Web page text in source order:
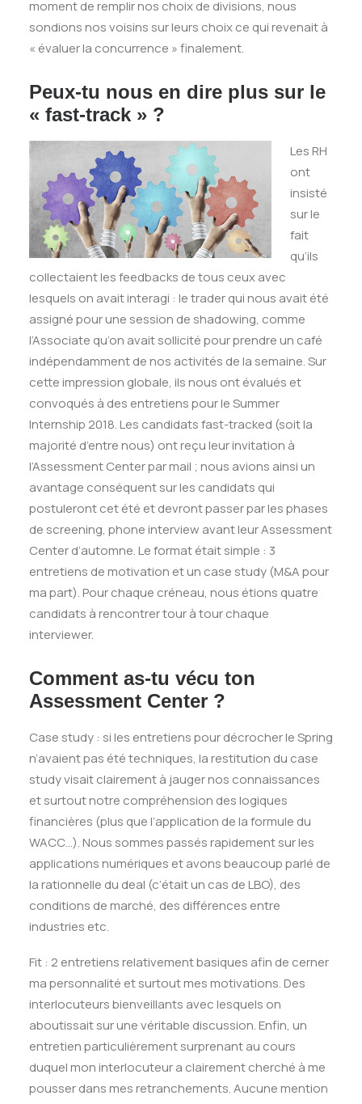
moment de remplir nos choix de divisions, nous
sondions nos voisins sur leurs choix ce qui revenait à
« évaluer la concurrence » finalement.
Peux-tu nous en dire plus sur le
« fast-track » ?
Les RH
ont
insisté
sur le
fait
qu’ils
collectaient les feedbacks de tous ceux avec
lesquels on avait interagi : le trader qui nous avait été
assigné pour une session de shadowing, comme
l’Associate qu’on avait sollicité pour prendre un café
indépendamment de nos activités de la semaine. Sur
cette impression globale, ils nous ont évalués et
convoqués à des entretiens pour le Summer
Internship 2018. Les candidats fast-tracked (soit la
majorité d’entre nous) ont reçu leur invitation à
l’Assessment Center par mail ; nous avions ainsi un
avantage conséquent sur les candidats qui
postuleront cet été et devront passer par les phases
de screening, phone interview avant leur Assessment
Center d’automne. Le format était simple : 3
entretiens de motivation et un case study (M&A pour
ma part). Pour chaque créneau, nous étions quatre
candidats à rencontrer tour à tour chaque
interviewer.
Comment as-tu vécu ton
Assessment Center ?
Case study : si les entretiens pour décrocher le Spring
n’avaient pas été techniques, la restitution du case
study visait clairement à jauger nos connaissances
et surtout notre compréhension des logiques
financières (plus que l’application de la formule du
WACC…). Nous sommes passés rapidement sur les
applications numériques et avons beaucoup parlé de
la rationnelle du deal (c’était un cas de LBO), des
conditions de marché, des différences entre
industries etc.
Fit : 2 entretiens relativement basiques afin de cerner
ma personnalité et surtout mes motivations. Des
interlocuteurs bienveillants avec lesquels on
aboutissait sur une véritable discussion. Enfin, un
entretien particulièrement surprenant au cours
duquel mon interlocuteur a clairement cherché à me
pousser dans mes retranchements. Aucune mention